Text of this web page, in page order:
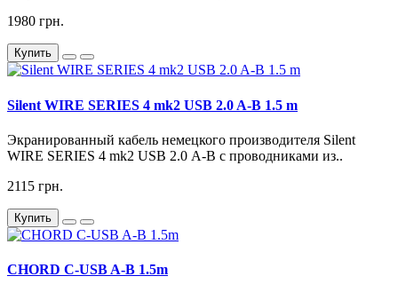
1980 грн.
Купить
Silent WIRE SERIES 4 mk2 USB 2.0 A-B 1.5 m
Экранированный кабель немецкого производителя Silent
WIRE SERIES 4 mk2 USB 2.0 А-В с проводниками из..
2115 грн.
Купить
CHORD C-USB A-B 1.5m